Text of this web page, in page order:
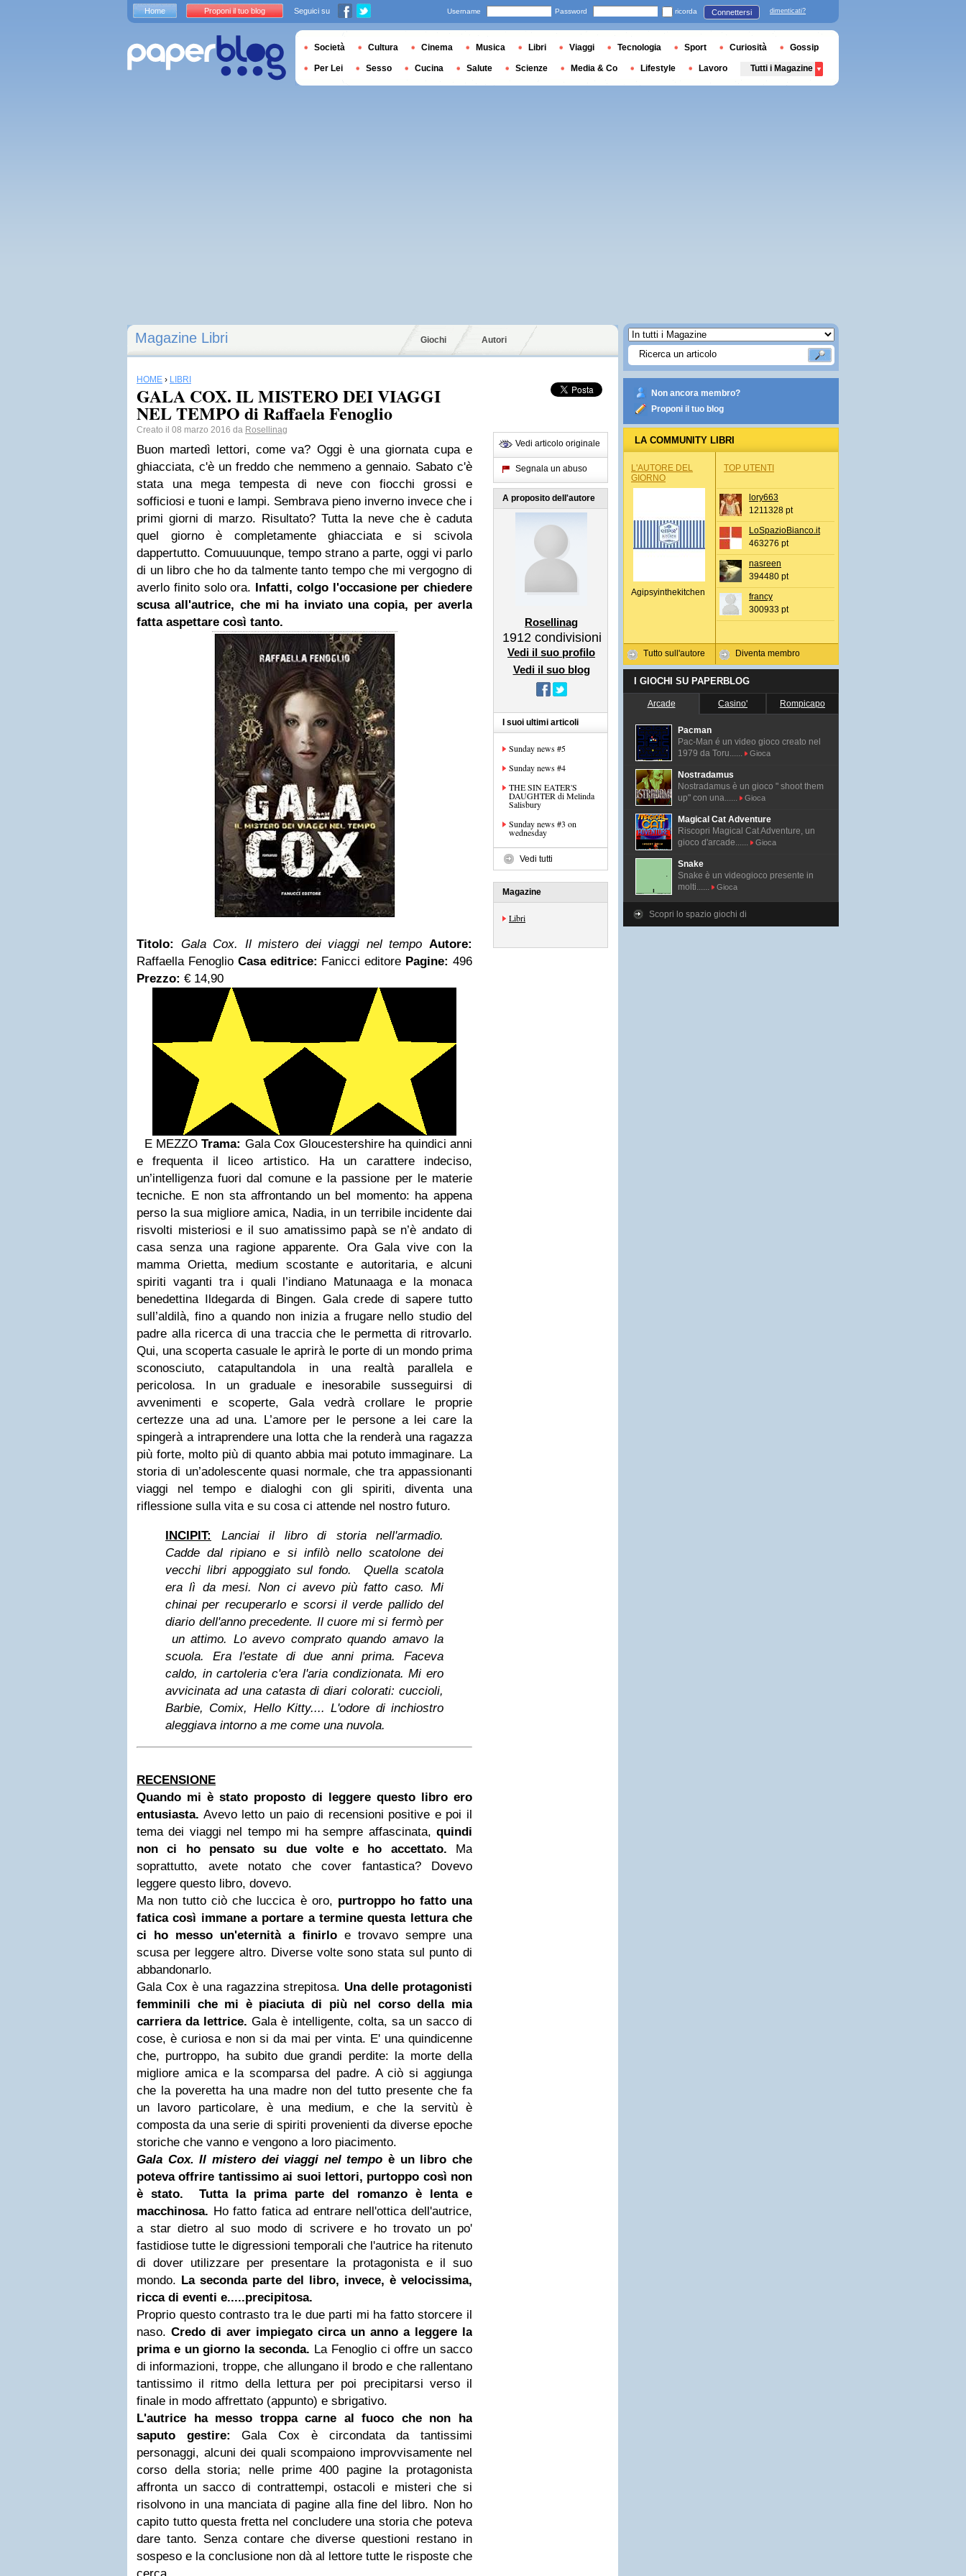
Magazine Libri Giochi Autori
HOME › LIBRI
GALA COX. IL MISTERO DEI VIAGGI
NEL TEMPO di Raffaela Fenoglio
Creato il 08 marzo 2016 da Rosellinag
Buon martedì lettori, come va? Oggi è una giornata cupa e
ghiacciata, c'è un freddo che nemmeno a gennaio. Sabato c'è
stata una mega tempesta di neve con fiocchi grossi e
sofficiosi e tuoni e lampi. Sembrava pieno inverno invece che i
primi giorni di marzo. Risultato? Tutta la neve che è caduta
quel giorno è completamente ghiacciata e si scivola
dappertutto. Comuuuunque, tempo strano a parte, oggi vi parlo
di un libro che ho da talmente tanto tempo che mi vergogno di
averlo finito solo ora. Infatti, colgo l'occasione per chiedere
scusa all'autrice, che mi ha inviato una copia, per averla
fatta aspettare così tanto.
Titolo: Gala Cox. Il mistero dei viaggi nel tempo Autore:
Raffaella Fenoglio Casa editrice: Fanicci editore Pagine: 496
Prezzo: € 14,90
E MEZZOTrama: Gala Cox Gloucestershire ha quindici anni
e frequenta il liceo artistico. Ha un carattere indeciso,
un’intelligenza fuori dal comune e la passione per le materie
tecniche. E non sta affrontando un bel momento: ha appena
perso la sua migliore amica, Nadia, in un terribile incidente dai
risvolti misteriosi e il suo amatissimo papà se n’è andato di
casa senza una ragione apparente. Ora Gala vive con la
mamma Orietta, medium scostante e autoritaria, e alcuni
spiriti vaganti tra i quali l’indiano Matunaaga e la monaca
benedettina Ildegarda di Bingen. Gala crede di sapere tutto
sull’aldilà, fino a quando non inizia a frugare nello studio del
padre alla ricerca di una traccia che le permetta di ritrovarlo.
Qui, una scoperta casuale le aprirà le porte di un mondo prima
sconosciuto, catapultandola in una realtà parallela e
pericolosa. In un graduale e inesorabile susseguirsi di
avvenimenti e scoperte, Gala vedrà crollare le proprie
certezze una ad una. L’amore per le persone a lei care la
spingerà a intraprendere una lotta che la renderà una ragazza
più forte, molto più di quanto abbia mai potuto immaginare. La
storia di un’adolescente quasi normale, che tra appassionanti
viaggi nel tempo e dialoghi con gli spiriti, diventa una
riflessione sulla vita e su cosa ci attende nel nostro futuro.
INCIPIT:
Lanciai il libro di storia nell'armadio.
Cadde dal ripiano e si infilò nello scatolone dei
vecchi libri appoggiato sul fondo. Quella scatola
era lì da mesi. Non ci avevo più fatto caso. Mi
chinai per recuperarlo e scorsi il verde pallido del
diario dell'anno precedente. Il cuore mi si fermò per
un attimo. Lo avevo comprato quando amavo la
scuola. Era l'estate di due anni prima. Faceva
caldo, in cartoleria c'era l'aria condizionata. Mi ero
avvicinata ad una catasta di diari colorati: cuccioli,
Barbie, Comix, Hello Kitty....L'odore di inchiostro
aleggiava intorno a me come una nuvola.
RECENSIONE
Quando mi è stato proposto di leggere questo libro ero
entusiasta. Avevo letto un paio di recensioni positive e poi il
tema dei viaggi nel tempo mi ha sempre affascinata, quindi
non ci ho pensato su due volte e ho accettato. Ma
soprattutto, avete notato che cover fantastica? Dovevo
leggere questo libro, dovevo.
Ma non tutto ciò che luccica è oro, purtroppo ho fatto una
fatica così immane a portare a termine questa lettura che
ci ho messo un'eternità a finirloe trovavo sempre una
scusa per leggere altro. Diverse volte sono stata sul punto di
abbandonarlo.
Gala Cox è una ragazzina strepitosa. Una delle protagonisti
femminili che mi è piaciuta di più nel corso della mia
carriera da lettrice.Gala è intelligente, colta, sa un sacco di
cose, è curiosa e non si da mai per vinta. E' una quindicenne
che, purtroppo, ha subito due grandi perdite: la morte della
migliore amica e la scomparsa del padre. A ciò si aggiunga
che la poveretta ha una madre non del tutto presente che fa
un lavoro particolare, è una medium, e che la servitù è
composta da una serie di spiriti provenienti da diverse epoche
storiche che vanno e vengono a loro piacimento.
Gala Cox. Il mistero dei viaggi nel tempo è un libro che
poteva offrire tantissimo ai suoi lettori, purtoppo così non
è stato.
Tutta la prima parte del romanzo è lenta e
macchinosa. Ho fatto fatica ad entrare nell'ottica dell'autrice,
a star dietro al suo modo di scrivere e ho trovato un po'
fastidiose tutte le digressioni temporali che l'autrice ha ritenuto
di dover utilizzare per presentare la protagonista e il suo
mondo. La seconda parte del libro, invece, è velocissima,
ricca di eventi e.....precipitosa.
Proprio questo contrasto tra le due parti mi ha fatto storcere il
naso. Credo di aver impiegato circa un anno a leggere la
prima e un giorno la seconda. La Fenoglio ci offre un sacco
di informazioni, troppe, che allungano il brodo e che rallentano
tantissimo il ritmo della lettura per poi precipitarsi verso il
finale in modo affrettato (appunto) e sbrigativo.
L'autrice ha messo troppa carne al fuoco che non ha
saputo gestire: Gala Cox è circondata da tantissimi
personaggi, alcuni dei quali scompaiono improvvisamente nel
corso della storia; nelle prime 400 pagine la protagonista
affronta un sacco di contrattempi, ostacoli e misteri che si
risolvono in una manciata di pagine alla fine del libro. Non ho
capito tutto questa fretta nel concludere una storia che poteva
dare tanto. Senza contare che diverse questioni restano in
sospeso e la conclusione non dà al lettore tutte le risposte che
cerca.
Vedi articolo originale
Segnala un abuso
A proposito dell'autore
Rosellinag
1912 condivisioni
Vedi il suo profilo
Vedi il suo blog
I suoi ultimi articoli
Sunday news #5
Sunday news #4
THE SIN EATER'S
DAUGHTER di Melinda
Salisbury
Sunday news #3 on
wednesday
Vedi tutti
Magazine
Libri
Non ancora membro?
Proponi il tuo blog
LA COMMUNITY LIBRI
L'AUTORE DEL
GIORNO
Agipsyinthekitchen
Tutto sull'autore
TOP UTENTI
lory663
1211328 pt
LoSpazioBianco.it
463276 pt
nasreen
394480 pt
francy
300933 pt
Diventa membro
I GIOCHI SU PAPERBLOG
Arcade Casino' Rompicapo
Pacman
Pac-Man é un video gioco creato nel
1979 da Toru......
Gioca
Nostradamus
Nostradamus è un gioco " shoot them
up" con una......
Gioca
Magical Cat Adventure
Riscopri Magical Cat Adventure, un
gioco d'arcade......
Gioca
Snake
Snake è un videogioco presente in
molti......
Gioca
Scopri lo spazio giochi di
Home Proponi il tuo blog Seguici su Username Password ricorda Connettersi dimenticati?
Società Cultura Cinema Musica Libri Viaggi Tecnologia Sport Curiosità Gossip
Per Lei Sesso Cucina Salute Scienze Media & Co Lifestyle Lavoro Tutti i Magazine